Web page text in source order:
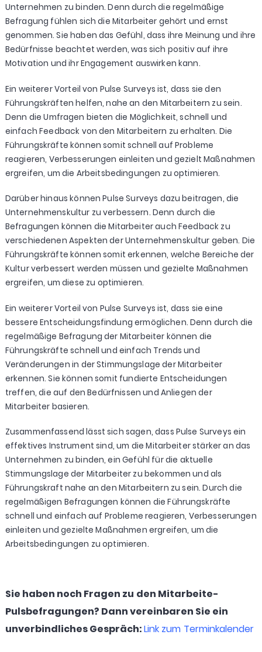
Unternehmen zu binden. Denn durch die regelmäßige
Befragung fühlen sich die Mitarbeiter gehört und ernst
genommen. Sie haben das Gefühl, dass ihre Meinung und ihre
Bedürfnisse beachtet werden, was sich positiv auf ihre
Motivation und ihr Engagement auswirken kann.
Ein weiterer Vorteil von Pulse Surveys ist, dass sie den
Führungskräften helfen, nahe an den Mitarbeitern zu sein.
Denn die Umfragen bieten die Möglichkeit, schnell und
einfach Feedback von den Mitarbeitern zu erhalten. Die
Führungskräfte können somit schnell auf Probleme
reagieren, Verbesserungen einleiten und gezielt Maßnahmen
ergreifen, um die Arbeitsbedingungen zu optimieren.
Darüber hinaus können Pulse Surveys dazu beitragen, die
Unternehmenskultur zu verbessern. Denn durch die
Befragungen können die Mitarbeiter auch Feedback zu
verschiedenen Aspekten der Unternehmenskultur geben. Die
Führungskräfte können somit erkennen, welche Bereiche der
Kultur verbessert werden müssen und gezielte Maßnahmen
ergreifen, um diese zu optimieren.
Ein weiterer Vorteil von Pulse Surveys ist, dass sie eine
bessere Entscheidungsfindung ermöglichen. Denn durch die
regelmäßige Befragung der Mitarbeiter können die
Führungskräfte schnell und einfach Trends und
Veränderungen in der Stimmungslage der Mitarbeiter
erkennen. Sie können somit fundierte Entscheidungen
treffen, die auf den Bedürfnissen und Anliegen der
Mitarbeiter basieren.
Zusammenfassend lässt sich sagen, dass Pulse Surveys ein
effektives Instrument sind, um die Mitarbeiter stärker an das
Unternehmen zu binden, ein Gefühl für die aktuelle
Stimmungslage der Mitarbeiter zu bekommen und als
Führungskraft nahe an den Mitarbeitern zu sein. Durch die
regelmäßigen Befragungen können die Führungskräfte
schnell und einfach auf Probleme reagieren, Verbesserungen
einleiten und gezielte Maßnahmen ergreifen, um die
Arbeitsbedingungen zu optimieren.
Sie haben noch Fragen zu den Mitarbeite-
Pulsbefragungen? Dann vereinbaren Sie ein
unverbindliches Gespräch:Link zum Terminkalender